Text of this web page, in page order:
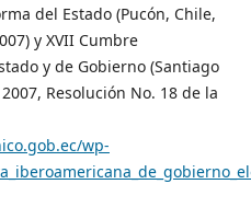
del Estado (Pucón, Chile,
y XVII Cumbre
y de Gobierno (Santiago
Resolución No. 18 de la
wp-